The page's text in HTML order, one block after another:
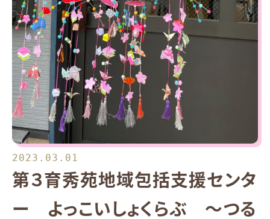
2023.03.01
第３育秀苑地域包括支援センタ
ー よっこいしょくらぶ ～つる